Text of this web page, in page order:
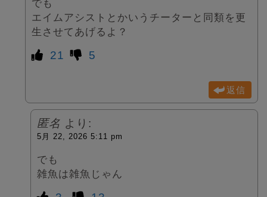
でも
エイムアシストとかいうチーターと同類を更
生させてあげるよ？
21 5
返信
匿名 より:
5月 22, 2026 5:11 pm
でも
雑魚は雑魚じゃん